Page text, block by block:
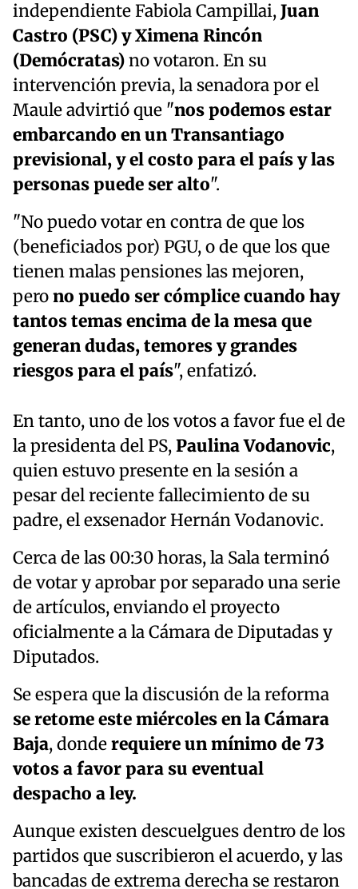
independiente Fabiola Campillai,Juan
Castro (PSC) y Ximena Rincón
(Demócratas)no votaron. En su
intervención previa, la senadora por el
Maule advirtió que "nos podemos estar
embarcando en un Transantiago
previsional, y el costo para el país y las
personas puede ser alto".
"No puedo votar en contra de que los
(beneficiados por) PGU, o de que los que
tienen malas pensiones las mejoren,
perono puedo ser cómplice cuando hay
tantos temas encima de la mesa que
generan dudas, temores y grandes
riesgos para el país", enfatizó.
En tanto, uno de los votos a favor fue el de
la presidenta del PS,Paulina Vodanovic,
quien estuvo presente en la sesión a
pesar del reciente fallecimiento de su
padre, el exsenador Hernán Vodanovic.
Cerca de las 00:30 horas, la Sala terminó
de votar y aprobar por separado una serie
de artículos, enviando el proyecto
oficialmente a la Cámara de Diputadas y
Diputados.
Se espera que la discusión de la reforma
se retome este miércoles en la Cámara
Baja, donderequiere un mínimo de 73
votos a favor para su eventual
despacho a ley.
Aunque existen descuelgues dentro de los
partidos que suscribieron el acuerdo, y las
bancadas de extrema derecha se restaron